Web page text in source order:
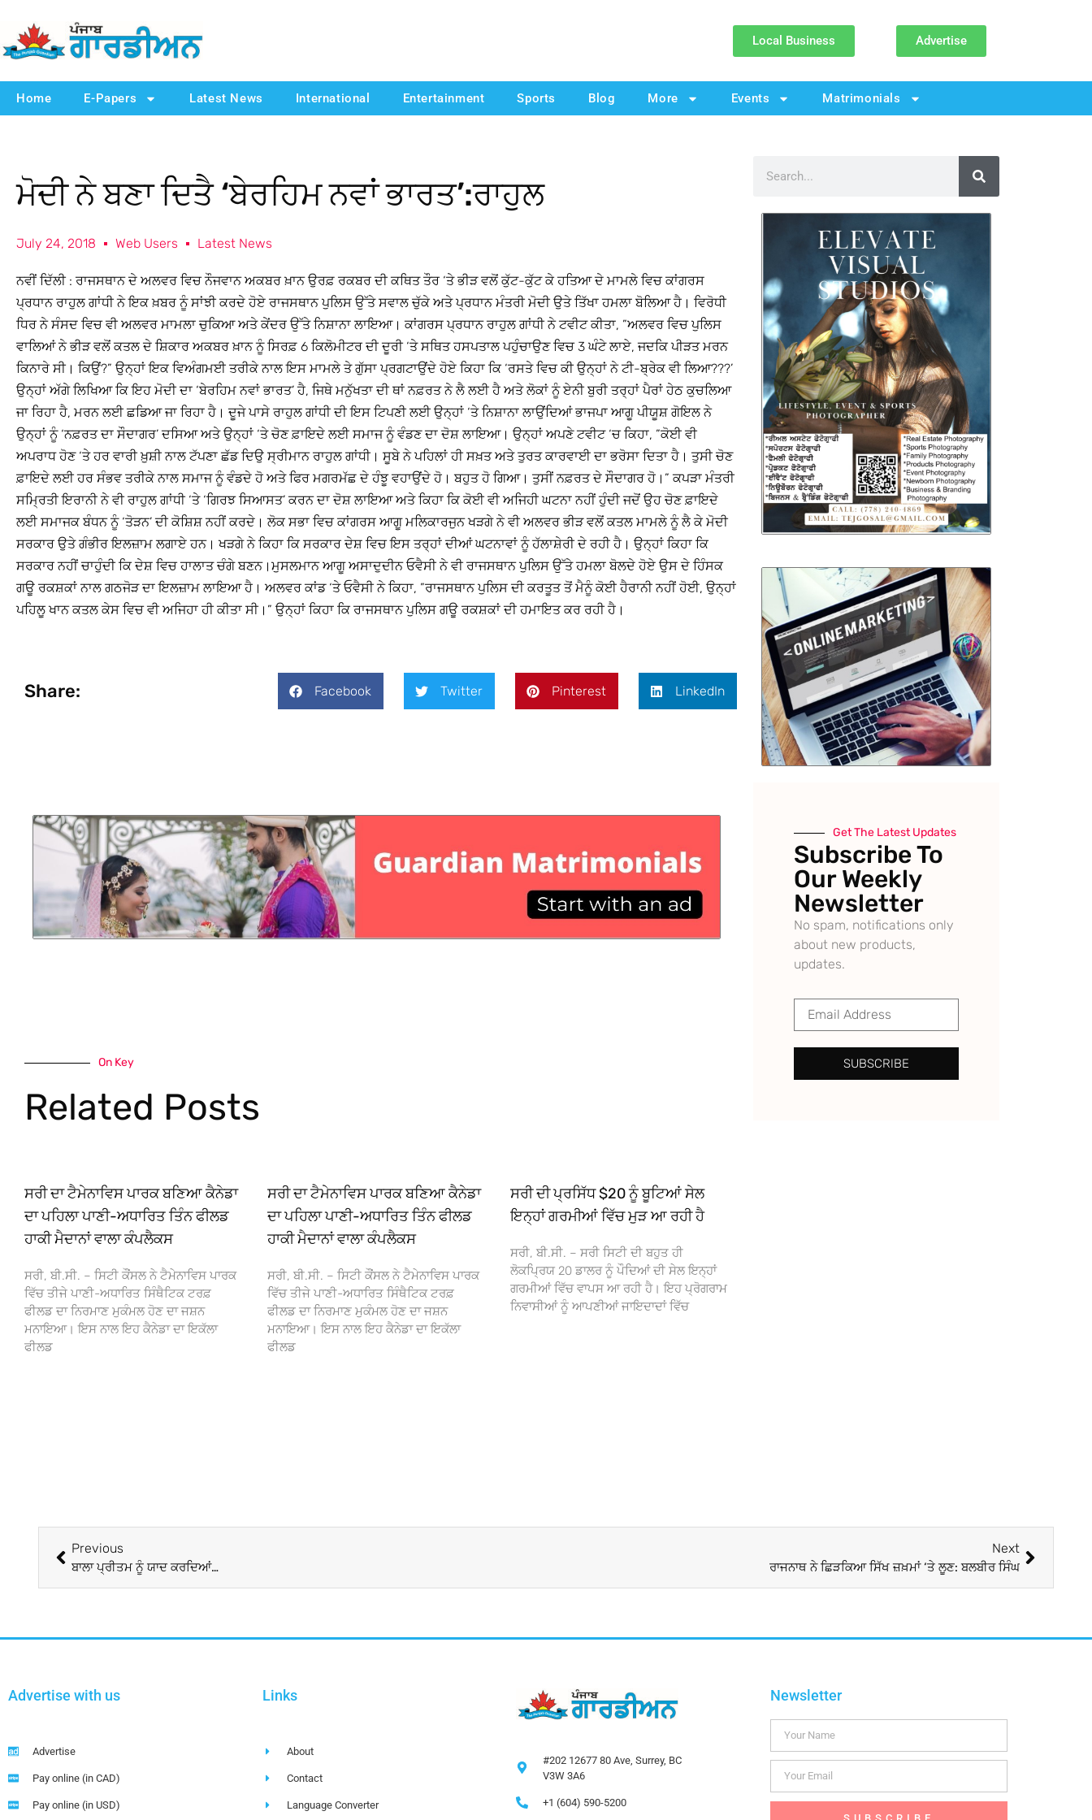
Local Business Advertise
Home E-Papers Latest News International Entertainment Sports Blog More Events Matrimonials
ਮੋਦੀ ਨੇ ਬਣਾ ਦਿਤੈ ‘ਬੇਰਹਿਮ ਨਵਾਂ ਭਾਰਤ’:ਰਾਹੁਲ
July 24, 2018 Web Users Latest News
ਨਵੀਂ ਦਿੱਲੀ : ਰਾਜਸਥਾਨ ਦੇ ਅਲਵਰ ਵਿਚ ਨੌਜਵਾਨ ਅਕਬਰ ਖ਼ਾਨ ਉਰਫ਼ ਰਕਬਰ ਦੀ ਕਥਿਤ ਤੌਰ ‘ਤੇ ਭੀੜ ਵਲੋਂ ਕੁੱਟ-ਕੁੱਟ ਕੇ ਹਤਿਆ ਦੇ ਮਾਮਲੇ ਵਿਚ ਕਾਂਗਰਸ
ਪ੍ਰਧਾਨ ਰਾਹੁਲ ਗਾਂਧੀ ਨੇ ਇਕ ਖ਼ਬਰ ਨੂੰ ਸਾਂਝੀ ਕਰਦੇ ਹੋਏ ਰਾਜਸਥਾਨ ਪੁਲਿਸ ਉੱਤੇ ਸਵਾਲ ਚੁੱਕੇ ਅਤੇ ਪ੍ਰਧਾਨ ਮੰਤਰੀ ਮੋਦੀ ਉਤੇ ਤਿੱਖਾ ਹਮਲਾ ਬੋਲਿਆ ਹੈ। ਵਿਰੋਧੀ
ਧਿਰ ਨੇ ਸੰਸਦ ਵਿਚ ਵੀ ਅਲਵਰ ਮਾਮਲਾ ਚੁਕਿਆ ਅਤੇ ਕੇਂਦਰ ਉੱਤੇ ਨਿਸ਼ਾਨਾ ਲਾਇਆ। ਕਾਂਗਰਸ ਪ੍ਰਧਾਨ ਰਾਹੁਲ ਗਾਂਧੀ ਨੇ ਟਵੀਟ ਕੀਤਾ, ”ਅਲਵਰ ਵਿਚ ਪੁਲਿਸ
ਵਾਲਿਆਂ ਨੇ ਭੀੜ ਵਲੋਂ ਕਤਲ ਦੇ ਸ਼ਿਕਾਰ ਅਕਬਰ ਖ਼ਾਨ ਨੂੰ ਸਿਰਫ਼ 6 ਕਿਲੋਮੀਟਰ ਦੀ ਦੂਰੀ ‘ਤੇ ਸਥਿਤ ਹਸਪਤਾਲ ਪਹੁੰਚਾਉਣ ਵਿਚ 3 ਘੰਟੇ ਲਾਏ, ਜਦਕਿ ਪੀੜਤ ਮਰਨ
ਕਿਨਾਰੇ ਸੀ। ਕਿਉਂ?” ਉਨ੍ਹਾਂ ਇਕ ਵਿਅੰਗਮਈ ਤਰੀਕੇ ਨਾਲ ਇਸ ਮਾਮਲੇ ਤੇ ਗੁੱਸਾ ਪ੍ਰਗਟਾਉਂਦੇ ਹੋਏ ਕਿਹਾ ਕਿ ‘ਰਸਤੇ ਵਿਚ ਕੀ ਉਨ੍ਹਾਂ ਨੇ ਟੀ-ਬ੍ਰੇਕ ਵੀ ਲਿਆ???’
ਉਨ੍ਹਾਂ ਅੱਗੇ ਲਿਖਿਆ ਕਿ ਇਹ ਮੋਦੀ ਦਾ ‘ਬੇਰਹਿਮ ਨਵਾਂ ਭਾਰਤ’ ਹੈ, ਜਿਥੇ ਮਨੁੱਖਤਾ ਦੀ ਥਾਂ ਨਫ਼ਰਤ ਨੇ ਲੈ ਲਈ ਹੈ ਅਤੇ ਲੋਕਾਂ ਨੂੰ ਏਨੀ ਬੁਰੀ ਤਰ੍ਹਾਂ ਪੈਰਾਂ ਹੇਠ ਕੁਚਲਿਆ
ਜਾ ਰਿਹਾ ਹੈ, ਮਰਨ ਲਈ ਛਡਿਆ ਜਾ ਰਿਹਾ ਹੈ। ਦੂਜੇ ਪਾਸੇ ਰਾਹੁਲ ਗਾਂਧੀ ਦੀ ਇਸ ਟਿਪਣੀ ਲਈ ਉਨ੍ਹਾਂ ‘ਤੇ ਨਿਸ਼ਾਨਾ ਲਾਉਂਦਿਆਂ ਭਾਜਪਾ ਆਗੂ ਪੀਯੂਸ਼ ਗੋਇਲ ਨੇ
ਉਨ੍ਹਾਂ ਨੂੰ ‘ਨਫ਼ਰਤ ਦਾ ਸੌਦਾਗਰ’ ਦਸਿਆ ਅਤੇ ਉਨ੍ਹਾਂ ‘ਤੇ ਚੋਣ ਫ਼ਾਇਦੇ ਲਈ ਸਮਾਜ ਨੂੰ ਵੰਡਣ ਦਾ ਦੋਸ਼ ਲਾਇਆ। ਉਨ੍ਹਾਂ ਅਪਣੇ ਟਵੀਟ ‘ਚ ਕਿਹਾ, ”ਕੋਈ ਵੀ
ਅਪਰਾਧ ਹੋਣ ‘ਤੇ ਹਰ ਵਾਰੀ ਖ਼ੁਸ਼ੀ ਨਾਲ ਟੱਪਣਾ ਛੱਡ ਦਿਉ ਸ੍ਰੀਮਾਨ ਰਾਹੁਲ ਗਾਂਧੀ। ਸੂਬੇ ਨੇ ਪਹਿਲਾਂ ਹੀ ਸਖ਼ਤ ਅਤੇ ਤੁਰਤ ਕਾਰਵਾਈ ਦਾ ਭਰੋਸਾ ਦਿਤਾ ਹੈ। ਤੁਸੀ ਚੋਣ
ਫ਼ਾਇਦੇ ਲਈ ਹਰ ਸੰਭਵ ਤਰੀਕੇ ਨਾਲ ਸਮਾਜ ਨੂੰ ਵੰਡਦੇ ਹੋ ਅਤੇ ਫਿਰ ਮਗਰਮੱਛ ਦੇ ਹੰਝੂ ਵਹਾਉਂਦੇ ਹੋ। ਬਹੁਤ ਹੋ ਗਿਆ। ਤੁਸੀਂ ਨਫ਼ਰਤ ਦੇ ਸੌਦਾਗਰ ਹੋ।” ਕਪੜਾ ਮੰਤਰੀ
ਸਮ੍ਰਿਤੀ ਇਰਾਨੀ ਨੇ ਵੀ ਰਾਹੁਲ ਗਾਂਧੀ ‘ਤੇ ‘ਗਿਰਝ ਸਿਆਸਤ’ ਕਰਨ ਦਾ ਦੋਸ਼ ਲਾਇਆ ਅਤੇ ਕਿਹਾ ਕਿ ਕੋਈ ਵੀ ਅਜਿਹੀ ਘਟਨਾ ਨਹੀਂ ਹੁੰਦੀ ਜਦੋਂ ਉਹ ਚੋਣ ਫ਼ਾਇਦੇ
ਲਈ ਸਮਾਜਕ ਬੰਧਨ ਨੂੰ ‘ਤੋੜਨ’ ਦੀ ਕੋਸ਼ਿਸ਼ ਨਹੀਂ ਕਰਦੇ। ਲੋਕ ਸਭਾ ਵਿਚ ਕਾਂਗਰਸ ਆਗੂ ਮਲਿਕਾਰਜੁਨ ਖੜਗੇ ਨੇ ਵੀ ਅਲਵਰ ਭੀੜ ਵਲੋਂ ਕਤਲ ਮਾਮਲੇ ਨੂੰ ਲੈ ਕੇ ਮੋਦੀ
ਸਰਕਾਰ ਉਤੇ ਗੰਭੀਰ ਇਲਜ਼ਾਮ ਲਗਾਏ ਹਨ। ਖੜਗੇ ਨੇ ਕਿਹਾ ਕਿ ਸਰਕਾਰ ਦੇਸ਼ ਵਿਚ ਇਸ ਤਰ੍ਹਾਂ ਦੀਆਂ ਘਟਨਾਵਾਂ ਨੂੰ ਹੱਲਾਸ਼ੇਰੀ ਦੇ ਰਹੀ ਹੈ। ਉਨ੍ਹਾਂ ਕਿਹਾ ਕਿ
ਸਰਕਾਰ ਨਹੀਂ ਚਾਹੁੰਦੀ ਕਿ ਦੇਸ਼ ਵਿਚ ਹਾਲਾਤ ਚੰਗੇ ਬਣਨ।ਮੁਸਲਮਾਨ ਆਗੂ ਅਸਾਦੁਦੀਨ ਓਵੈਸੀ ਨੇ ਵੀ ਰਾਜਸਥਾਨ ਪੁਲਿਸ ਉੱਤੇ ਹਮਲਾ ਬੋਲਦੇ ਹੋਏ ਉਸ ਦੇ ਹਿੰਸਕ
ਗਊ ਰਕਸ਼ਕਾਂ ਨਾਲ ਗਠਜੋੜ ਦਾ ਇਲਜ਼ਾਮ ਲਾਇਆ ਹੈ। ਅਲਵਰ ਕਾਂਡ ‘ਤੇ ਓਵੈਸੀ ਨੇ ਕਿਹਾ, ”ਰਾਜਸਥਾਨ ਪੁਲਿਸ ਦੀ ਕਰਤੂਤ ਤੋਂ ਮੈਨੂੰ ਕੋਈ ਹੈਰਾਨੀ ਨਹੀਂ ਹੋਈ, ਉਨ੍ਹਾਂ
ਪਹਿਲੂ ਖਾਨ ਕਤਲ ਕੇਸ ਵਿਚ ਵੀ ਅਜਿਹਾ ਹੀ ਕੀਤਾ ਸੀ।” ਉਨ੍ਹਾਂ ਕਿਹਾ ਕਿ ਰਾਜਸਥਾਨ ਪੁਲਿਸ ਗਊ ਰਕਸ਼ਕਾਂ ਦੀ ਹਮਾਇਤ ਕਰ ਰਹੀ ਹੈ।
Share: Facebook Twitter Pinterest LinkedIn
On Key
Related Posts
ਸਰੀ ਦਾ ਟੈਮੇਨਾਵਿਸ ਪਾਰਕ ਬਣਿਆ ਕੈਨੇਡਾ
ਦਾ ਪਹਿਲਾ ਪਾਣੀ-ਅਧਾਰਿਤ ਤਿੰਨ ਫੀਲਡ
ਹਾਕੀ ਮੈਦਾਨਾਂ ਵਾਲਾ ਕੰਪਲੈਕਸ
ਸਰੀ, ਬੀ.ਸੀ. – ਸਿਟੀ ਕੌਂਸਲ ਨੇ ਟੈਮੇਨਾਵਿਸ ਪਾਰਕ
ਵਿੱਚ ਤੀਜੇ ਪਾਣੀ-ਅਧਾਰਿਤ ਸਿੰਥੈਟਿਕ ਟਰਫ਼
ਫੀਲਡ ਦਾ ਨਿਰਮਾਣ ਮੁਕੰਮਲ ਹੋਣ ਦਾ ਜਸ਼ਨ
ਮਨਾਇਆ। ਇਸ ਨਾਲ ਇਹ ਕੈਨੇਡਾ ਦਾ ਇਕੱਲਾ
ਫੀਲਡ
ਸਰੀ ਦਾ ਟੈਮੇਨਾਵਿਸ ਪਾਰਕ ਬਣਿਆ ਕੈਨੇਡਾ
ਦਾ ਪਹਿਲਾ ਪਾਣੀ-ਅਧਾਰਿਤ ਤਿੰਨ ਫੀਲਡ
ਹਾਕੀ ਮੈਦਾਨਾਂ ਵਾਲਾ ਕੰਪਲੈਕਸ
ਸਰੀ, ਬੀ.ਸੀ. – ਸਿਟੀ ਕੌਂਸਲ ਨੇ ਟੈਮੇਨਾਵਿਸ ਪਾਰਕ
ਵਿੱਚ ਤੀਜੇ ਪਾਣੀ-ਅਧਾਰਿਤ ਸਿੰਥੈਟਿਕ ਟਰਫ਼
ਫੀਲਡ ਦਾ ਨਿਰਮਾਣ ਮੁਕੰਮਲ ਹੋਣ ਦਾ ਜਸ਼ਨ
ਮਨਾਇਆ। ਇਸ ਨਾਲ ਇਹ ਕੈਨੇਡਾ ਦਾ ਇਕੱਲਾ
ਫੀਲਡ
ਸਰੀ ਦੀ ਪ੍ਰਸਿੱਧ $20 ਨੂੰ ਬੂਟਿਆਂ ਸੇਲ
ਇਨ੍ਹਾਂ ਗਰਮੀਆਂ ਵਿੱਚ ਮੁੜ ਆ ਰਹੀ ਹੈ
ਸਰੀ, ਬੀ.ਸੀ. – ਸਰੀ ਸਿਟੀ ਦੀ ਬਹੁਤ ਹੀ
ਲੋਕਪ੍ਰਿਯ 20 ਡਾਲਰ ਨੂੰ ਪੌਦਿਆਂ ਦੀ ਸੇਲ ਇਨ੍ਹਾਂ
ਗਰਮੀਆਂ ਵਿੱਚ ਵਾਪਸ ਆ ਰਹੀ ਹੈ। ਇਹ ਪ੍ਰੋਗਰਾਮ
ਨਿਵਾਸੀਆਂ ਨੂੰ ਆਪਣੀਆਂ ਜਾਇਦਾਦਾਂ ਵਿੱਚ
Get The Latest Updates
Subscribe To
Our Weekly
Newsletter
No spam, notifications only
about new products,
updates.
SUBSCRIBE
Previous
ਬਾਲਾ ਪ੍ਰੀਤਮ ਨੂੰ ਯਾਦ ਕਰਦਿਆਂ…
Next
ਰਾਜਨਾਥ ਨੇ ਛਿੜਕਿਆ ਸਿੱਖ ਜ਼ਖ਼ਮਾਂ ‘ਤੇ ਲੂਣ: ਬਲਬੀਰ ਸਿੰਘ
Advertise with us
Advertise
Pay online (in CAD)
Pay online (in USD)
Links
About
Contact
Language Converter
#202 12677 80 Ave, Surrey, BC
V3W 3A6
+1 (604) 590-5200
Newsletter